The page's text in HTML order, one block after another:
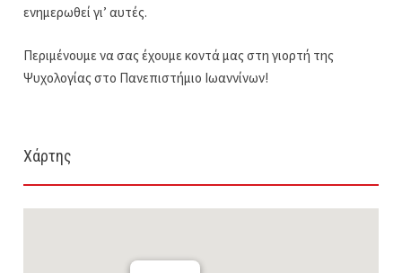
ενημερωθεί γι’ αυτές.
Περιμένουμε να σας έχουμε κοντά μας στη γιορτή της
Ψυχολογίας στο Πανεπιστήμιο Ιωαννίνων!
Χάρτης